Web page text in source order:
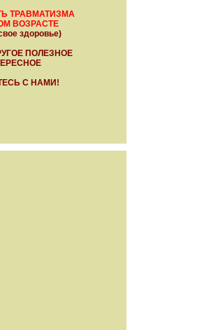
ТРАВМАТИЗМА
ВОЗРАСТЕ
здоровье)
ПОЛЕЗНОЕ
С НАМИ!